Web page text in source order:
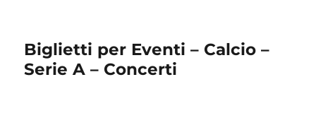
Biglietti per Eventi – Calcio –
Serie A – Concerti